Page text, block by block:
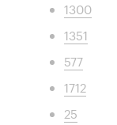
1300
1351
577
1712
25